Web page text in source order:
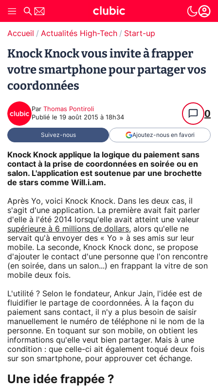
Accueil Actualités High-Tech Start-up
Knock Knock vous invite à frapper
votre smartphone pour partager vos
coordonnées
Par Thomas Pontiroli
Publié le 19 août 2015 à 18h34 0
Suivez-nous Ajoutez-nous en favori
Knock Knock applique la logique du paiement sans
contact à la prise de coordonnées en soirée ou en
salon. L'application est soutenue par une brochette
de stars comme Will.i.am.
Après Yo, voici Knock Knock. Dans les deux cas, il
s'agit d'une application. La première avait fait parler
d'elle à l'été 2014 lorsqu'elle avait atteint une valeur
supérieure à 6 millions de dollars, alors qu'elle ne
servait qu'à envoyer des « Yo » à ses amis sur leur
mobile. La seconde, Knock Knock donc, se propose
d'ajouter le contact d'une personne que l'on rencontre
(en soirée, dans un salon...) en frappant la vitre de son
mobile deux fois.
L'utilité ? Selon le fondateur, Ankur Jain, l'idée est de
fluidifier le partage de coordonnées. À la façon du
paiement sans contact, il n'y a plus besoin de saisir
manuellement le numéro de téléphone ni le nom de la
personne. En toquant sur son mobile, on obtient les
informations qu'elle veut bien partager. Mais à une
condition : que celle-ci ait également toqué deux fois
sur son smartphone, pour approuver cet échange.
Une idée frappée ?